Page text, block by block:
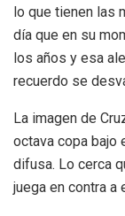
lo que tienen las
día que en su
los años y esa
recuerdo se
La imagen de
octava copa bajo
difusa. Lo cerca
juega en contra a